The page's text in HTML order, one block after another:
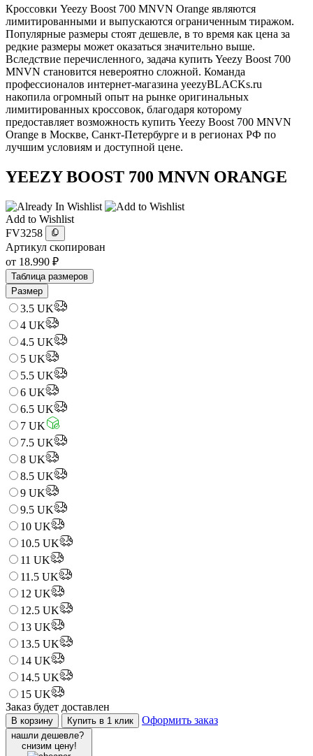
Кроссовки Yeezy Boost 700 MNVN Orange являются
лимитированными и выпускаются ограниченным тиражом.
Популярные размеры стоят дешевле, в то время как цена за
редкие размеры может оказаться значительно выше.
Вследствие перечисленного, задача купить Yeezy Boost 700
MNVN становится невероятно сложной. Команда
профессионалов интернет-магазина yeezyBLACKs.ru
накопила огромный опыт на рынке оригинальных
лимитированных кроссовок, благодаря которому
предоставляет возможность купить Yeezy Boost 700 MNVN
Orange в Москве, Санкт-Петербурге и в регионах РФ по
лучшим условиям и доступной цене.
YEEZY BOOST 700 MNVN ORANGE
Add to Wishlist
FV3258
Артикул скопирован
от 18.990 ₽
Таблица размеров
Размер
3.5 UK
4 UK
4.5 UK
5 UK
5.5 UK
6 UK
6.5 UK
7 UK
7.5 UK
8 UK
8.5 UK
9 UK
9.5 UK
10 UK
10.5 UK
11 UK
11.5 UK
12 UK
12.5 UK
13 UK
13.5 UK
14 UK
14.5 UK
15 UK
Заказ будет доставлен
В корзину Купить в 1 клик Оформить заказ
нашли дешевле?
снизим цену!